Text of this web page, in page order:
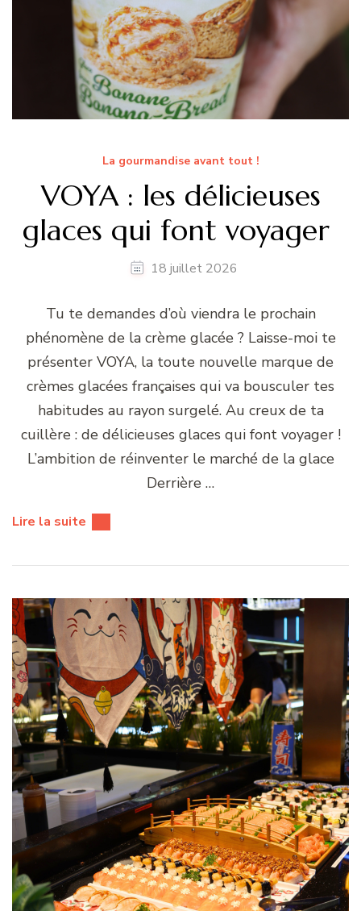
La gourmandise avant tout !
VOYA : les délicieuses
glaces qui font voyager
18 juillet 2026
Tu te demandes d’où viendra le prochain
phénomène de la crème glacée ? Laisse-moi te
présenter VOYA, la toute nouvelle marque de
crèmes glacées françaises qui va bousculer tes
habitudes au rayon surgelé. Au creux de ta
cuillère : de délicieuses glaces qui font voyager !
L’ambition de réinventer le marché de la glace
Derrière …
Lire la suite